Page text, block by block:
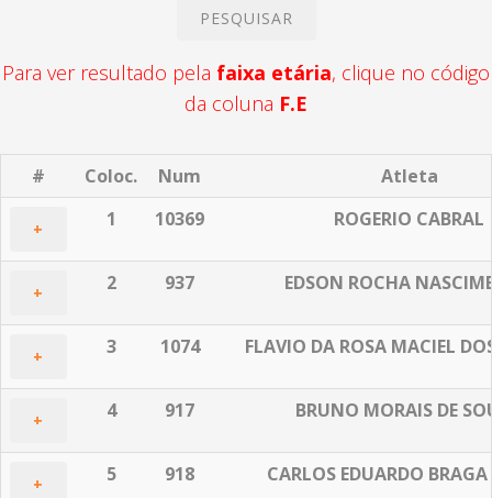
PESQUISAR
Para ver resultado pela faixa etária, clique no código
da coluna F.E
# Coloc. Num Atleta
+ 1 10369 ROGERIO CABRAL
+ 2 937 EDSON ROCHA
+ 3 1074 FLAVIO DA ROSA MACIEL
+ 4 917 BRUNO MORAIS DE
+ 5 918 CARLOS EDUARDO